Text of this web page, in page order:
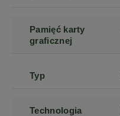
Pamięć karty
graficznej
Typ
Technologia